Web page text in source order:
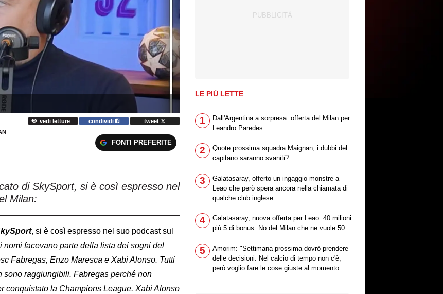
vedi letture condividi
tweet
FONTI PREFERITE
di SkySport, si è così espresso nel
Milan:
, si è così espresso nel suo podcast sul
nomi facevano parte della lista dei sogni del
Fabregas, Enzo Maresca e Xabi Alonso. Tutti
sono raggiungibili. Fabregas perché non
conquistato la Champions League. Xabi Alonso
LE PIÙ LETTE
1
Dall'Argentina a sorpresa: offerta del Milan per
Leandro Paredes
2
Quote prossima squadra Maignan, i dubbi del
capitano saranno svaniti?
3
Galatasaray, offerto un ingaggio monstre a
Leao che però spera ancora nella chiamata di
qualche club inglese
4
Galatasaray, nuova offerta per Leao: 40 milioni
più 5 di bonus. No del Milan che ne vuole 50
5
Amorim: "Settimana prossima dovrò prendere
delle decisioni. Nel calcio di tempo non c'è,
però voglio fare le cose giuste al momento